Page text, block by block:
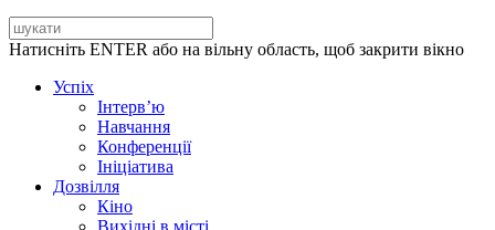
Натисніть ENTER або на вільну область, щоб закрити вікно
Успіх
Інтерв’ю
Навчання
Конференції
Ініціатива
Дозвілля
Кіно